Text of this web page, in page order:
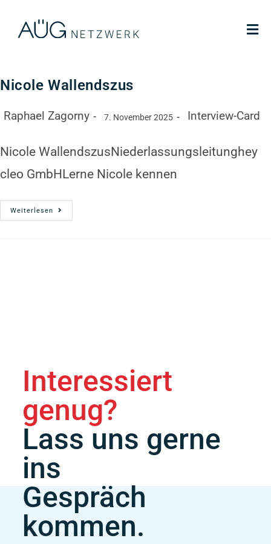
Nicole Wallendszus
Raphael Zagorny 7. November 2025 Interview-Card
Nicole WallendszusNiederlassungsleitunghey
cleo GmbHLerne Nicole kennen
Weiterlesen
Interessiert
genug?
Lass uns gerne
ins
Gespräch
kommen.